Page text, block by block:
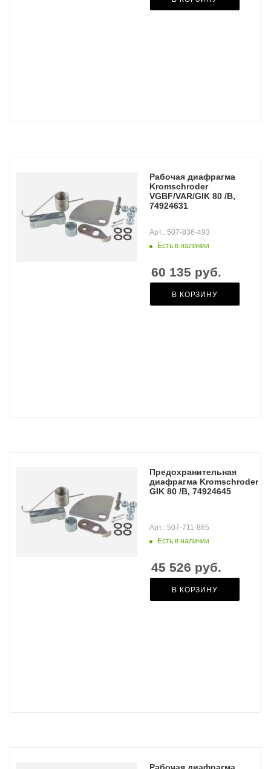
Рабочая диафрагма
Kromschroder
VGBF/VAR/GIK 80 /B,
74924631
Есть в наличии
Арт.: 507-836-493
60 135 руб.
В КОРЗИНУ
Предохранительная
диафрагма Kromschroder
GIK 80 /B, 74924645
Есть в наличии
Арт.: 507-711-865
45 526 руб.
В КОРЗИНУ